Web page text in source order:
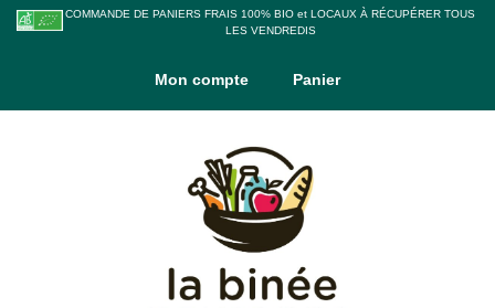
COMMANDE DE PANIERS FRAIS 100% BIO et LOCAUX À RÉCUPÉRER TOUS
LES VENDREDIS
Mon compte Panier